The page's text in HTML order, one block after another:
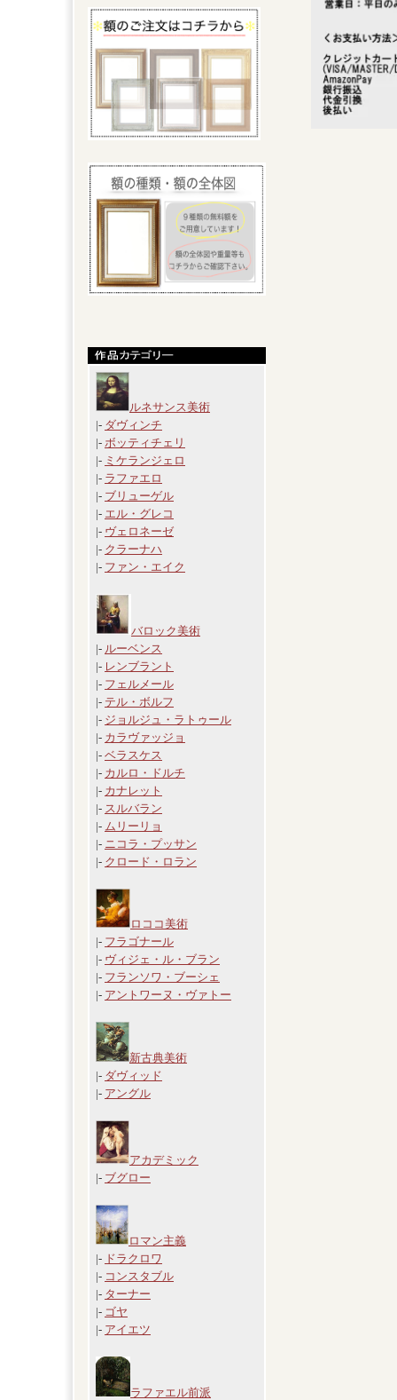
ルネサンス美術
|- ダヴィンチ
|- ボッティチェリ
|- ミケランジェロ
|- ラファエロ
|- ブリューゲル
|- エル・グレコ
|- ヴェロネーゼ
|- クラーナハ
|- ファン・エイク
バロック美術
|- ルーベンス
|- レンブラント
|- フェルメール
|- テル・ボルフ
|- ジョルジュ・ラトゥール
|- カラヴァッジョ
|- ベラスケス
|- カルロ・ドルチ
|- カナレット
|- スルバラン
|- ムリーリョ
|- ニコラ・プッサン
|- クロード・ロラン
ロココ美術
|- フラゴナール
|- ヴィジェ・ル・ブラン
|- フランソワ・ブーシェ
|- アントワーヌ・ヴァトー
新古典美術
|- ダヴィッド
|- アングル
アカデミック
|- ブグロー
ロマン主義
|- ドラクロワ
|- コンスタブル
|- ターナー
|- ゴヤ
|- アイエツ
ラファエル前派